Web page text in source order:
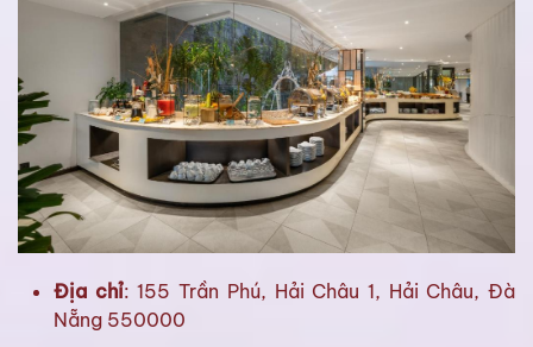
Địa chỉ: 155 Trần Phú, Hải Châu 1, Hải Châu, Đà
Nẵng 550000